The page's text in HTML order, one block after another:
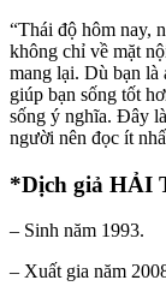
“Thái độ hôm nay,
không chỉ về mặt
mang lại. Dù bạn là
giúp bạn sống tốt
sống ý nghĩa. Đây
người nên đọc ít
*Dịch giả HẢI
– Sinh năm 1993.
– Xuất gia năm